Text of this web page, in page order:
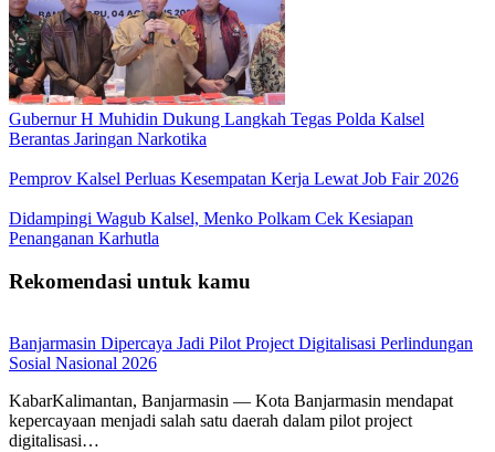
Gubernur H Muhidin Dukung Langkah Tegas Polda Kalsel
Berantas Jaringan Narkotika
Pemprov Kalsel Perluas Kesempatan Kerja Lewat Job Fair 2026
Didampingi Wagub Kalsel, Menko Polkam Cek Kesiapan
Penanganan Karhutla
Rekomendasi untuk kamu
Banjarmasin Dipercaya Jadi Pilot Project Digitalisasi Perlindungan
Sosial Nasional 2026
KabarKalimantan, Banjarmasin — Kota Banjarmasin mendapat
kepercayaan menjadi salah satu daerah dalam pilot project
digitalisasi…